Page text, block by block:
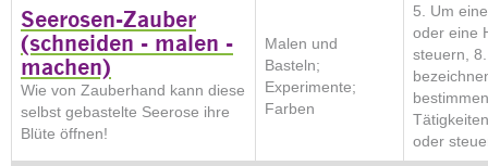
Seerosen-Zauber
(schneiden - malen -
machen)
Wie von Zauberhand kann diese
selbst gebastelte Seerose ihre
Blüte öffnen!
Malen und
Basteln;
Experimente;
Farben
5. Um
oder eine
steuern,
oder